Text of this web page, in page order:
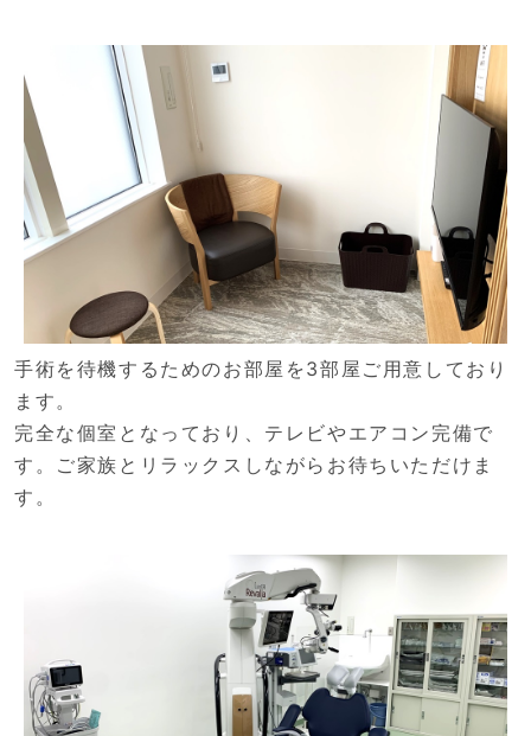
手術を待機するためのお部屋を3部屋ご用意しており
ます。
完全な個室となっており、テレビやエアコン完備で
す。ご家族とリラックスしながらお待ちいただけま
す。